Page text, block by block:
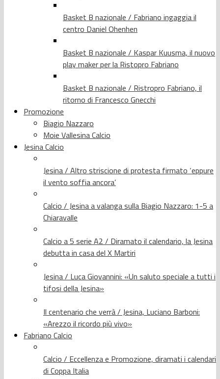
Basket B nazionale / Fabriano ingaggia il
centro Daniel Ohenhen
Basket B nazionale / Kaspar Kuusma, il nuovo
play maker per la Ristopro Fabriano
Basket B nazionale / Ristropro Fabriano, il
ritorno di Francesco Gnecchi
Promozione
Biagio Nazzaro
Moie Vallesina Calcio
Jesina Calcio
Jesina / Altro striscione di protesta firmato ‘eppure
il vento soffia ancora’
Calcio / Jesina a valanga sulla Biagio Nazzaro: 1-5 a
Chiaravalle
Calcio a 5 serie A2 / Diramato il calendario, la Jesina
debutta in casa del X Martiri
Jesina / Luca Giovannini: «Un saluto speciale a tutti i
tifosi della Jesina»
Il centenario che verrà / Jesina, Luciano Barboni:
«Arezzo il ricordo più vivo»
Fabriano Calcio
Calcio / Eccellenza e Promozione, diramati i calendari
di Coppa Italia